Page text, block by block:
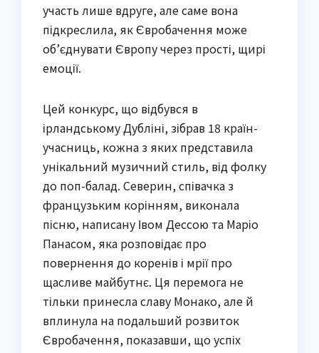
участь лише вдруге, але саме вона
підкреслила, як Євробачення може
об’єднувати Європу через прості, щирі
емоції.
Цей конкурс, що відбувся в
ірландському Дубліні, зібрав 18 країн-
учасниць, кожна з яких представила
унікальний музичний стиль, від фолку
до поп-балад. Северин, співачка з
французьким корінням, виконала
пісню, написану Івом Дессою та Маріо
Панасом, яка розповідає про
повернення до коренів і мрії про
щасливе майбутнє. Ця перемога не
тільки принесла славу Монако, але й
вплинула на подальший розвиток
Євробачення, показавши, що успіх